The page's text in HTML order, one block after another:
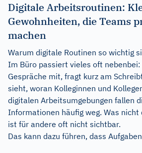
Digitale Arbeitsroutinen:
Gewohnheiten, die Teams
machen
Warum digitale Routinen so wichtig
Im Büro passiert vieles oft
Gespräche mit, fragt kurz am
sieht, woran Kolleginnen und
digitalen Arbeitsumgebungen fallen
Informationen häufig weg. Was
ist für andere oft nicht sichtbar.
Das kann dazu führen, dass